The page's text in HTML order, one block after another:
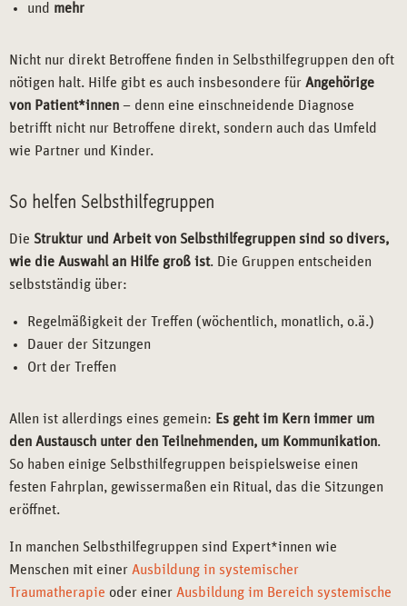
und mehr
Nicht nur direkt Betroffene finden in Selbsthilfegruppen den oft
nötigen halt. Hilfe gibt es auch insbesondere für Angehörige
von Patient*innen – denn eine einschneidende Diagnose
betrifft nicht nur Betroffene direkt, sondern auch das Umfeld
wie Partner und Kinder.
So helfen Selbsthilfegruppen
Die Struktur und Arbeit von Selbsthilfegruppen sind so divers,
wie die Auswahl an Hilfe groß ist. Die Gruppen entscheiden
selbstständig über:
Regelmäßigkeit der Treffen (wöchentlich, monatlich, o.ä.)
Dauer der Sitzungen
Ort der Treffen
Allen ist allerdings eines gemein: Es geht im Kern immer um
den Austausch unter den Teilnehmenden, um Kommunikation.
So haben einige Selbsthilfegruppen beispielsweise einen
festen Fahrplan, gewissermaßen ein Ritual, das die Sitzungen
eröffnet.
In manchen Selbsthilfegruppen sind Expert*innen wie
Menschen mit einer Ausbildung in systemischer
Traumatherapie oder einer Ausbildung im Bereich systemische